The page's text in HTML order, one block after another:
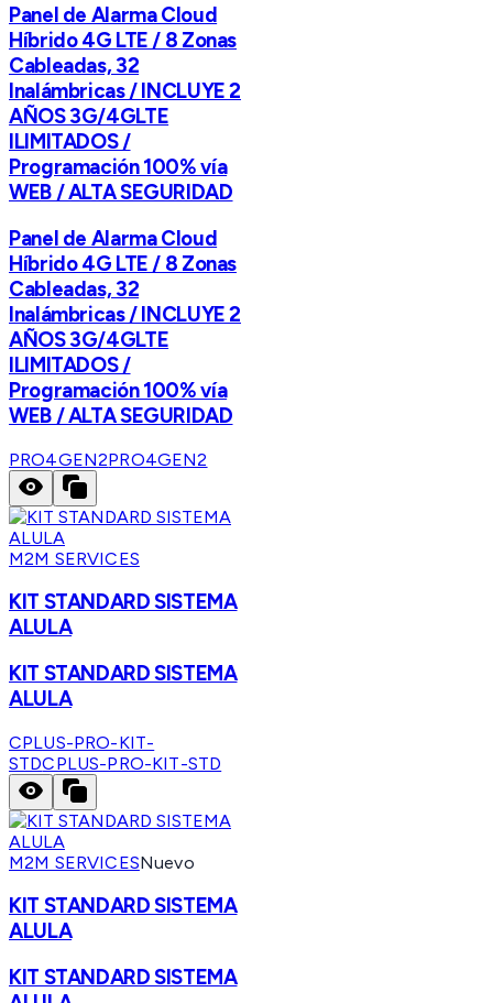
Panel de Alarma Cloud
Híbrido 4G LTE / 8 Zonas
Cableadas, 32
Inalámbricas / INCLUYE 2
AÑOS 3G/4GLTE
ILIMITADOS /
Programación 100% vía
WEB / ALTA SEGURIDAD
Panel de Alarma Cloud
Híbrido 4G LTE / 8 Zonas
Cableadas, 32
Inalámbricas / INCLUYE 2
AÑOS 3G/4GLTE
ILIMITADOS /
Programación 100% vía
WEB / ALTA SEGURIDAD
PRO4GEN2PRO4GEN2
M2M SERVICES
KIT STANDARD SISTEMA
ALULA
KIT STANDARD SISTEMA
ALULA
CPLUS-PRO-KIT-
STDCPLUS-PRO-KIT-STD
M2M SERVICESNuevo
KIT STANDARD SISTEMA
ALULA
KIT STANDARD SISTEMA